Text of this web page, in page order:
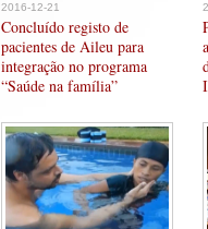
2016-12-21
Concluído registo de
pacientes de Aileu para
integração no programa
“Saúde na família”